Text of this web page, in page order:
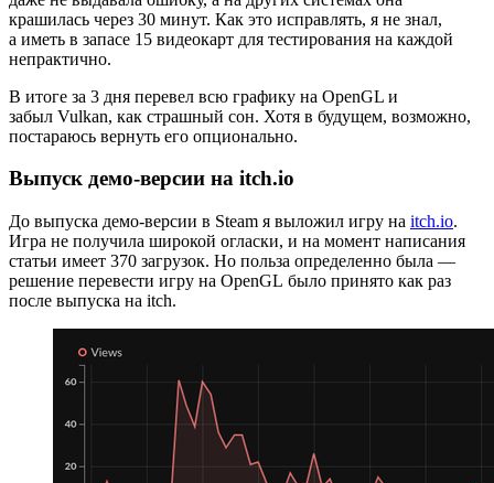
крашилась через 30 минут. Как это исправлять, я не знал,
а иметь в запасе 15 видеокарт для тестирования на каждой
непрактично.
В итоге за 3 дня перевел всю графику на OpenGL и
забыл Vulkan, как страшный сон. Хотя в будущем, возможно,
постараюсь вернуть его опционально.
Выпуск демо-версии на itch.io
До выпуска демо‑версии в Steam я выложил игру на itch.io.
Игра не получила широкой огласки, и на момент написания
статьи имеет 370 загрузок. Но польза определенно была —
решение перевести игру на OpenGL было принято как раз
после выпуска на itch.